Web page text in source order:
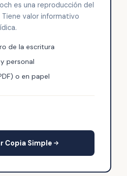
es una reproducción del
valor informativo
de la escritura
personal
o en papel
Copia Simple